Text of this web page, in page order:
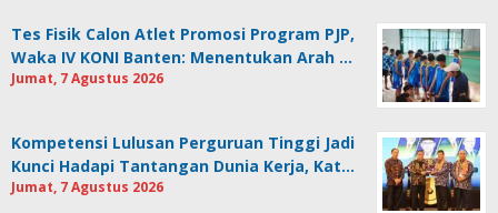
Tes Fisik Calon Atlet Promosi Program PJP,
Waka IV KONI Banten: Menentukan Arah …
Jumat, 7 Agustus 2026
Kompetensi Lulusan Perguruan Tinggi Jadi
Kunci Hadapi Tantangan Dunia Kerja, Kat…
Jumat, 7 Agustus 2026